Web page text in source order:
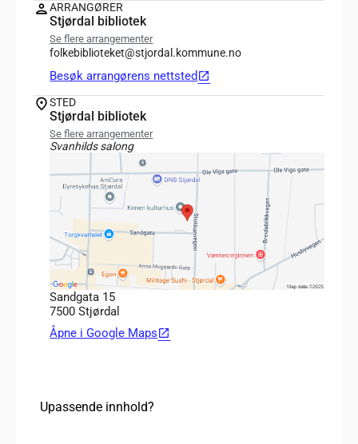
ARRANGØRER
Stjørdal bibliotek
Se flere arrangementer
folkebiblioteket@stjordal.kommune.no
Besøk arrangørens nettsted open_in_new
STED
Stjørdal bibliotek
Se flere arrangementer
Svanhilds salong
Sandgata 15
7500 Stjørdal
Åpne i Google Mapsopen_in_new
Upassende innhold?